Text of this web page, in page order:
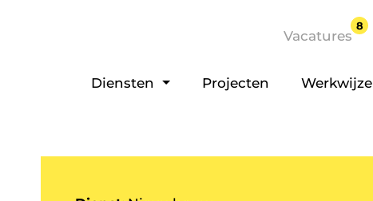
Vacatures
8
Diensten Projecten Werkwijze